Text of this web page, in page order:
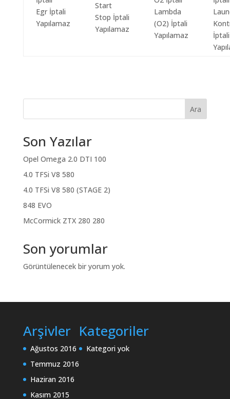
Egr İptali
Yapılamaz
Start
Stop İptali
Yapılamaz
Lambda
(O2) İptali
Yapılamaz
İptali
Ara
Son Yazılar
Opel Omega 2.0 DTI 100
4.0 TFSi V8 580
4.0 TFSi V8 580 (STAGE 2)
848 EVO
McCormick ZTX 280 280
Son yorumlar
Görüntülenecek bir yorum yok.
Arşivler
Ağustos 2016
Temmuz 2016
Haziran 2016
Kasım 2015
Kategoriler
Kategori yok